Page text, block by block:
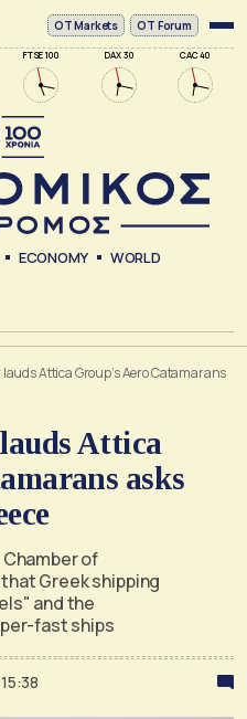
FTSE 100 DAX 30 CAC 40
ΟΤ Markets OT Forum
ECONOMY WORLD
Attica Group’s Aero Catamarans
Attica
asks
of
Greek shipping
and the
fast ships